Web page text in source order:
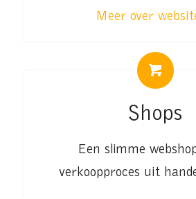
Meer over
Shops
Een slimme
verkoopproces uit